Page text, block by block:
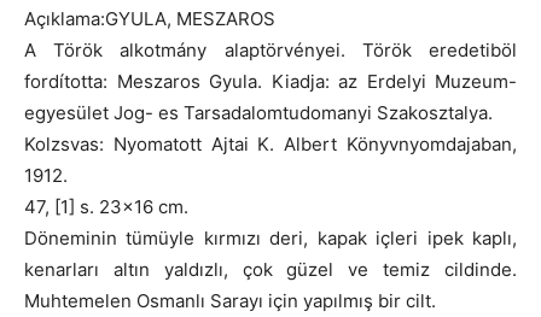
Açıklama:GYULA, MESZAROS
A Török alkotmány alaptörvényei. Török eredetiböl
fordította: Meszaros Gyula. Kiadja: az Erdelyi Muzeum-
egyesület Jog- es Tarsadalomtudomanyi Szakosztalya.
Kolzsvas: Nyomatott Ajtai K. Albert Könyvnyomdajaban,
1912.
47, [1] s. 23×16 cm.
Döneminin tümüyle kırmızı deri, kapak içleri ipek kaplı,
kenarları altın yaldızlı, çok güzel ve temiz cildinde.
Muhtemelen Osmanlı Sarayı için yapılmış bir cilt.